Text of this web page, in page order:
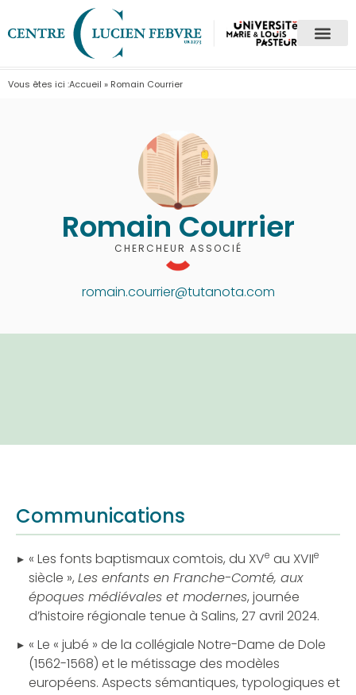
Vous êtes ici :Accueil » Romain Courrier
Romain Courrier
CHERCHEUR ASSOCIÉ
romain.courrier@tutanota.com
Communications
« Les fonts baptismaux comtois, du XVe au XVIIe
siècle », Les enfants en Franche-Comté, aux
époques médiévales et modernes, journée
d’histoire régionale tenue à Salins, 27 avril 2024.
« Le « jubé » de la collégiale Notre-Dame de Dole
(1562-1568) et le métissage des modèles
européens. Aspects sémantiques, typologiques et